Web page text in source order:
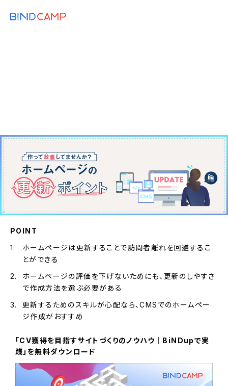
POINT
ホームページは更新することで訪問者離れを回避するこ
とができる
ホームページの評価を下げないためにも、更新のしやすさ
で作成方法を選ぶ必要がある
更新するためのスキルが心配なら、CMSでのホームペー
ジ作成がおすすめ
「CV獲得を目指すサイトづくりのノウハウ｜BiNDupで実
践」を無料ダウンロード